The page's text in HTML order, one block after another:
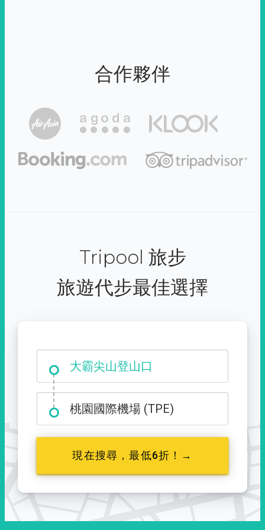
合作夥伴
Tripool 旅步
旅遊代步最佳選擇
大霸尖山登山口
桃園國際機場 (TPE)
現在搜尋，最低6折！→